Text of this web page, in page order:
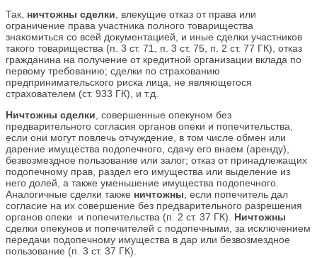
Так, ничтожны сделки , влекущие отказ от права или
ограничение права участника полного товарищества
знакомиться со всей документацией, и иные сделки участников
такого товарищества (п. 3 ст. 71, п. 3 ст. 75, п. 2 ст. 77 ГК), отказ
гражданина на получение от кредитной организации вклада по
первому требованию; сделки по страхованию
предпринимательского риска лица, не являющегося
страхователем (ст. 933 ГК), и т.д.
Ничтожны сделки , совершенные опекуном без
предварительного согласия органов опеки и попечительства,
если они могут повлечь отчуждение, в том числе обмен или
дарение имущества подопечного, сдачу его внаем (аренду),
безвозмездное пользование или залог; отказ от принадлежащих
подопечному прав, раздел его имущества или выделение из
него долей, а также уменьшение имущества подопечного.
Аналогичные сделки также ничтожны , если попечитель дал
согласие на их совершение без предварительного разрешения
органов опеки и попечительства (п. 2 ст. 37 ГК). Ничтожны
сделки опекунов и попечителей с подопечными, за исключением
передачи подопечному имущества в дар или безвозмездное
пользование (п. 3 ст. 37 ГК).